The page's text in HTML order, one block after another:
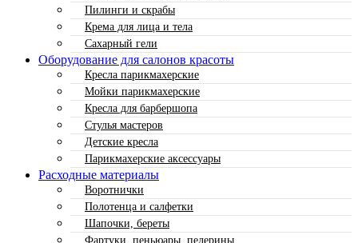
Пилинги и скрабы
Крема для лица и тела
Сахарный гели
Оборудование для салонов красоты
Кресла парикмахерские
Мойки парикмахерские
Кресла для барбершопа
Стулья мастеров
Детские кресла
Парикмахерские аксессуары
Расходные материалы
Воротнички
Полотенца и салфетки
Шапочки, береты
Фартуки, пеньюары, пелерины